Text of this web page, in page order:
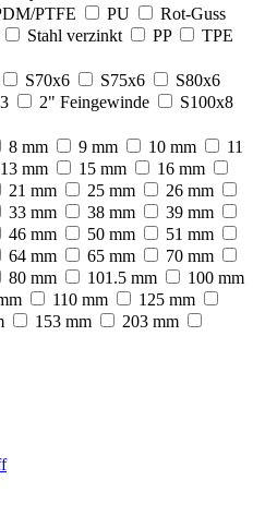
PTFE PU
Rot-Guss
Stahl verzinkt PP TPE
S70x6 S75x6
S80x6
2" Feingewinde S100x8
8 mm 9 mm 10 mm
11
13 mm 15 mm
16 mm
21 mm 25 mm
26 mm
33 mm 38 mm
39 mm
46 mm 50 mm
51 mm
64 mm 65 mm
70 mm
80 mm 101.5 mm
100 mm
110 mm
125 mm
153 mm
203 mm